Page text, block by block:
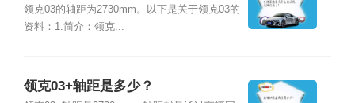
领克03的轴距为2730mm。以下是关于领克03的
资料：1.简介：领克...
领克03+轴距是多少？